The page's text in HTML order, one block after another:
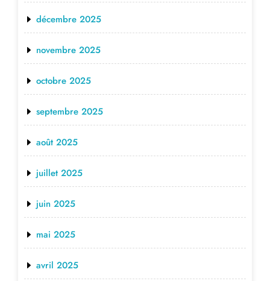
décembre 2025
novembre 2025
octobre 2025
septembre 2025
août 2025
juillet 2025
juin 2025
mai 2025
avril 2025